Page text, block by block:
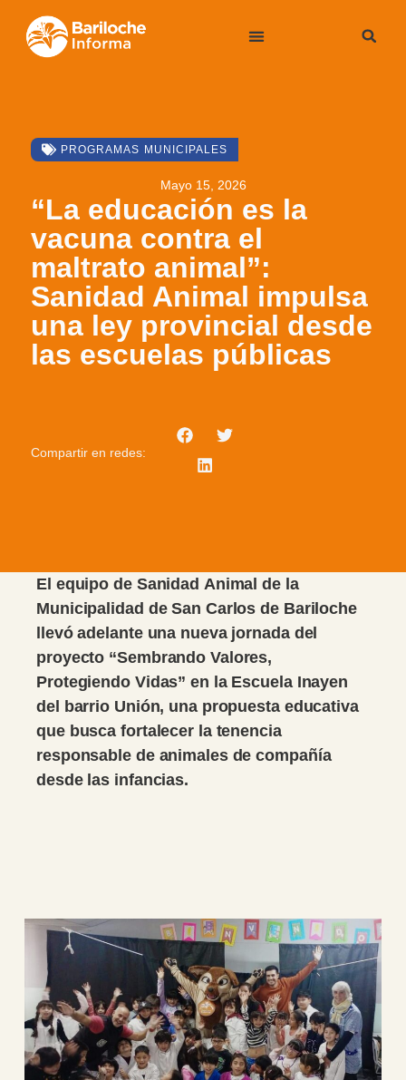
PROGRAMAS MUNICIPALES
Mayo 15, 2026
“La educación es la
vacuna contra el
maltrato animal”:
Sanidad Animal impulsa
una ley provincial desde
las escuelas públicas
Compartir en redes:
El equipo de Sanidad Animal de la
Municipalidad de San Carlos de Bariloche
llevó adelante una nueva jornada del
proyecto “Sembrando Valores,
Protegiendo Vidas” en la Escuela Inayen
del barrio Unión, una propuesta educativa
que busca fortalecer la tenencia
responsable de animales de compañía
desde las infancias.